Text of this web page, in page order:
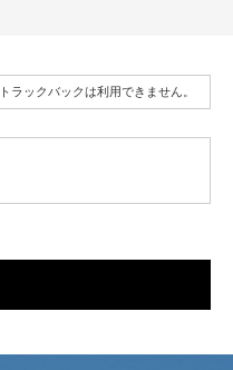
トラックバックは利用できません。